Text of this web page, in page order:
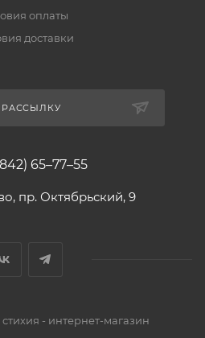
оплаты
доставки
65–77–55
пр. Октябрьский, 9
- интернет-магазин